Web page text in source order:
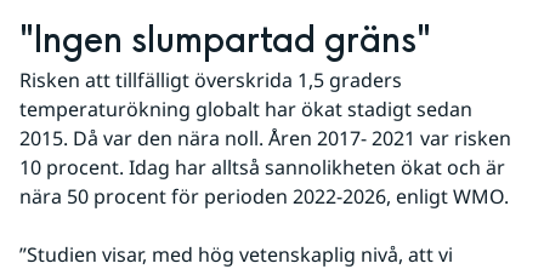
"Ingen slumpartad gräns"
Risken att tillfälligt överskrida 1,5 graders
temperaturökning globalt har ökat stadigt sedan
2015. Då var den nära noll. Åren 2017- 2021 var risken
10 procent. Idag har alltså sannolikheten ökat och är
nära 50 procent för perioden 2022-2026, enligt WMO.
”Studien visar, med hög vetenskaplig nivå, att vi